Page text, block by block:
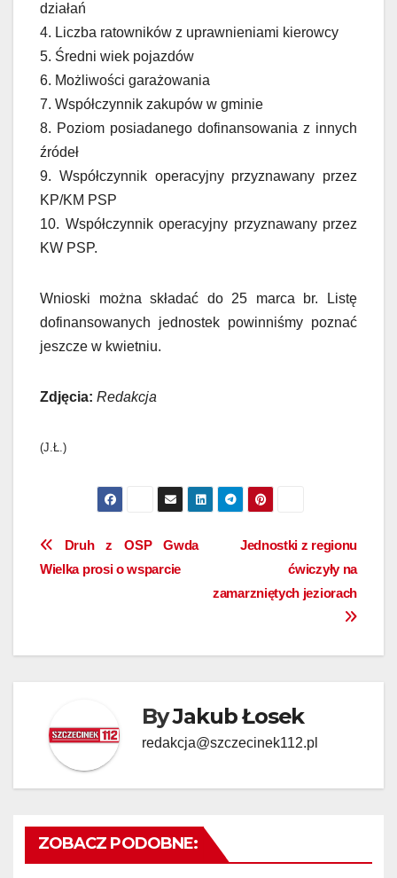
działań
4. Liczba ratowników z uprawnieniami kierowcy
5. Średni wiek pojazdów
6. Możliwości garażowania
7. Współczynnik zakupów w gminie
8. Poziom posiadanego dofinansowania z innych
źródeł
9. Współczynnik operacyjny przyznawany przez
KP/KM PSP
10. Współczynnik operacyjny przyznawany przez
KW PSP.
Wnioski można składać do 25 marca br. Listę
dofinansowanych jednostek powinniśmy poznać
jeszcze w kwietniu.
Zdjęcia: Redakcja
(J.Ł.)
Nawigacja
wpisu
Jednostki z regionu
ćwiczyły na
zamarzniętych jeziorach
Druh z OSP Gwda
Wielka prosi o wsparcie
ByJakub Łosek
redakcja@szczecinek112.pl
ZOBACZ PODOBNE: